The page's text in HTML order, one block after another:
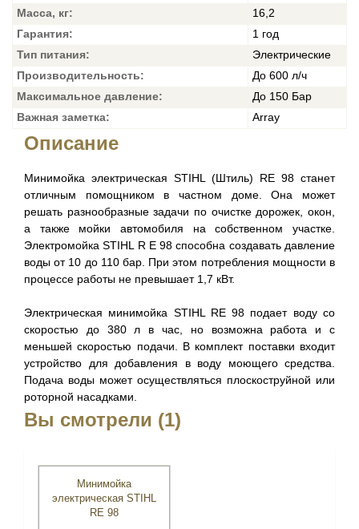
Масса, кг:
16,2
Гарантия:
1 год
Тип питания:
Электрические
Производительность:
До 600 л/ч
Максимальное давление:
До 150 Бар
Важная заметка:
Array
Описание
Минимойка электрическая STIHL (Штиль) RE 98 станет
отличным помощником в частном доме. Она может
решать разнообразные задачи по очистке дорожек, окон,
а также мойки автомобиля на собственном участке.
Электромойка STIHL R E 98 способна создавать давление
воды от 10 до 110 бар. При этом потребления мощности в
процессе работы не превышает 1,7 кВт.
Электрическая минимойка STIHL RE 98 подает воду со
скоростью до 380 л в час, но возможна работа и с
меньшей скоростью подачи. В комплект поставки входит
устройство для добавления в воду моющего средства.
Подача воды может осуществляться плоскоструйной или
роторной насадками.
Вы смотрели (1)
Минимойка
электрическая STIHL
RE 98